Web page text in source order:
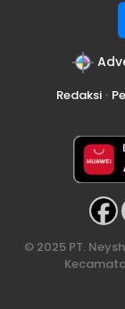
Redaksi•
© 2025 PT.